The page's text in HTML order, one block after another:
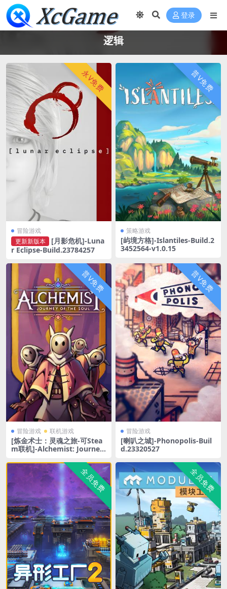
登录
逻辑
永V免费
冒险游戏
更新新版本
[月影危机]-Luna
r Eclipse-Build.23784257
普V免费
策略游戏
[屿境方格]-Islantiles-Build.2
3452564-v1.0.15
普V免费
冒险游戏 联机游戏
[炼金术士：灵魂之旅-可Stea
m联机]-Alchemist: Journey
普V免费
冒险游戏
[喇叭之城]-Phonopolis-Buil
d.23320527
全员免费 全员免费